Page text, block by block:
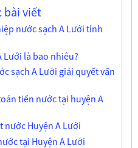
bài viết
nước sạch A Lưới tỉnh
Lưới là bao nhiêu?
sạch A Lưới giải quyết vấn
tiền nước tại huyện A
nước Huyện A Lưới
tại Huyện A Lưới